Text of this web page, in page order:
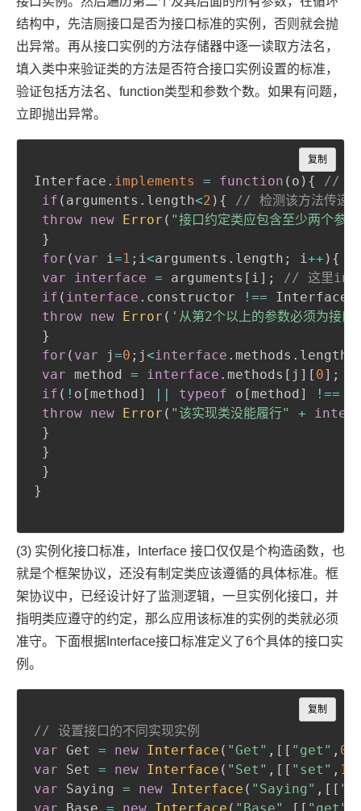
结构中，先洁厕接口是否为接口标准的实例，否则就会抛
出异常。再从接口实例的方法存储器中逐一读取方法名，
填入类中来验证类的方法是否符合接口实例设置的标准，
验证包括方法名、function类型和参数个数。如果有问题，
立即抛出异常。
Interface . implements = function ( o ) {
// 用
if ( arguments . length<2 ) {
// 检测该方法传递
throw new Error ( "接口约定类应包含至少两个参
}
for ( var i=1 ; i<arguments . length ; i++ ) {
var
interface = arguments [ i] ;
// 这里
if ( interface . constructor !== Interface
throw new Error ( '从第2个以上的参数必须为接
}
for ( var j =0 ; j <interface . methods . length
var method = interface . methods [ j ] [ 0] ;
if ( ! o [ method ] || typeof o [ method ] !==
throw new Error ( "该实现类没能履行" +
}
}
}
}
复制
Copy
(3) 实例化接口标准，Interface 接口仅仅是个构造函数，也
就是个框架协议，还没有制定类应该遵循的具体标准。框
架协议中，已经设计好了监测逻辑，一旦实例化接口，并
指明类应遵守的约定，那么应用该标准的实例的类就必须
准守。下面根据Interface接口标准定义了6个具体的接口实
例。
// 设置接口的不同实现实例
var Get = new Interface ( "Get" , [ [ "get" , 0
var Set = new Interface ( "Set" , [ [ "set" , 1
var Saying = new Interface ( "Saying" , [ [
复制
Copy